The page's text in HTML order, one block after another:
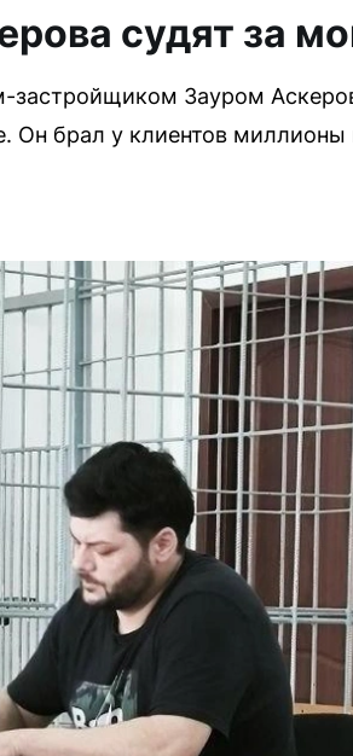
судят за
застройщиком Зауром
Он брал у клиентов миллионы